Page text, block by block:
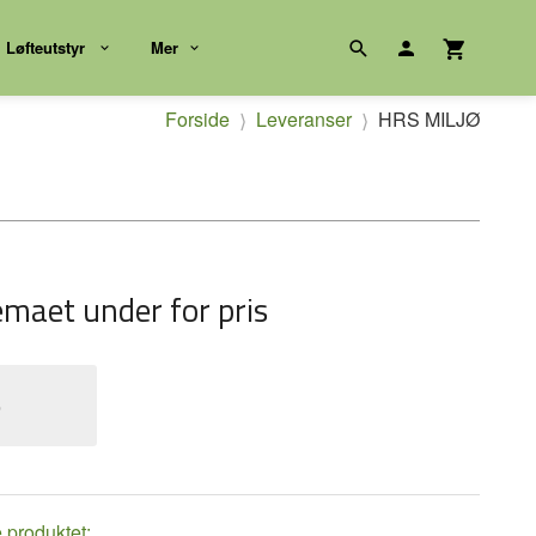
Løfteutstyr Mer
Forside Leveranser HRS MILJØ
under for pris